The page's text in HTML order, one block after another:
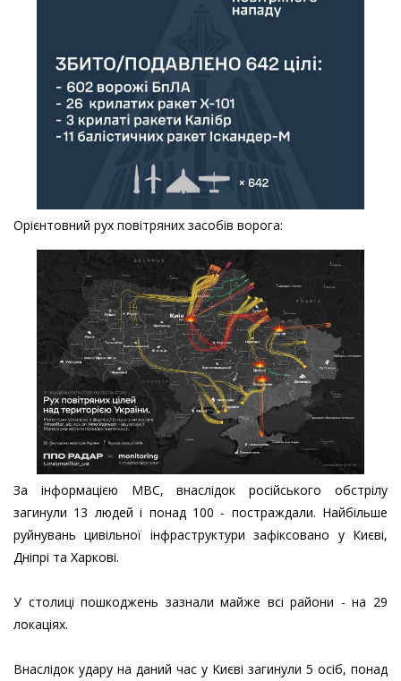
Орієнтовний рух повітряних засобів ворога:
За інформацією МВС, внаслідок російського обстрілу
загинули 13 людей і понад 100 - постраждали. Найбільше
руйнувань цивільної інфраструктури зафіксовано у Києві,
Дніпрі та Харкові.
У столиці пошкоджень зазнали майже всі райони - на 29
локаціях.
Внаслідок удару на даний час у Києві загинули 5 осіб, понад